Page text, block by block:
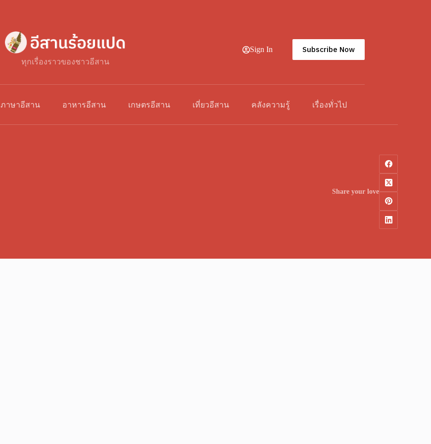
ทุกเรื่องราวของชาวอีสาน
Sign In Subscribe Now
ภาษาอีสาน อาหารอีสาน เกษตรอีสาน เที่ยวอีสาน คลังความรู้ เรื่องทั่วไป
Share your love